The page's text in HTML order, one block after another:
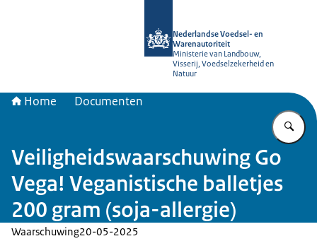
Nederlandse Voedsel- en
Warenautoriteit
Ministerie van Landbouw,
Visserij, Voedselzekerheid en
Natuur
Home Documenten
Veiligheidswaarschuwing Go
Vega! Veganistische balletjes
200 gram (soja-allergie)
Waarschuwing20-05-2025